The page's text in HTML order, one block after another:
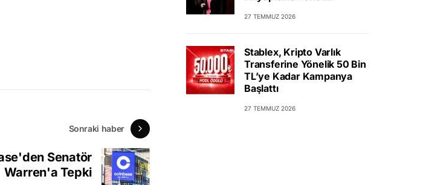
Sonraki haber
Senatör
Warren'a Tepki
27 TEMMUZ 2026
Stablex, Kripto Varlık
Transferine Yönelik 50 Bin
TL’ye Kadar Kampanya
Başlattı
27 TEMMUZ 2026